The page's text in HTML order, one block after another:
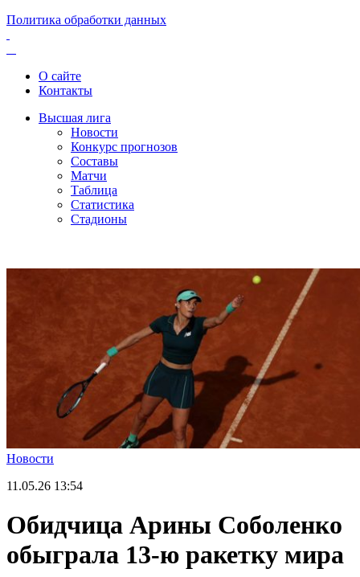
Политика обработки данных
О сайте
Контакты
Высшая лига
Новости
Конкурс прогнозов
Составы
Матчи
Таблица
Статистика
Стадионы
Новости
11.05.26 13:54
Обидчица Арины Соболенко
обыграла 13-ю ракетку мира